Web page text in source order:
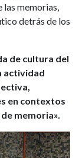
memorias,
detrás de los
de cultura del
actividad
en contextos
memoria».